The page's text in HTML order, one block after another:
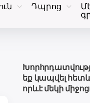
Դպրոց
եք կապվել
որևէ մեկի